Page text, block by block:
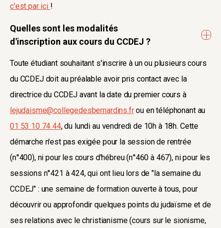
c'est par ici !
Quelles sont les modalités
d'inscription aux cours du CCDEJ ?
Toute étudiant souhaitant s'inscrire à un ou plusieurs cours
du CCDEJ doit au préalable avoir pris contact avec la
directrice du CCDEJ avant la date du premier cours à
lejudaisme@collegedesbernardins.frou en téléphonant au
01 53 10 74 44, du lundi au vendredi de 10h à 18h. Cette
démarche n'est pas exigée pour la session de rentrée
(n°400), ni pour les cours d'hébreu (n°460 à 467), ni pour les
sessions n°421 à 424, qui ont lieu lors de "la semaine du
CCDEJ" : une semaine de formation ouverte à tous, pour
découvrir ou approfondir quelques points du judaïsme et de
ses relations avec le christianisme (cours sur le sionisme,